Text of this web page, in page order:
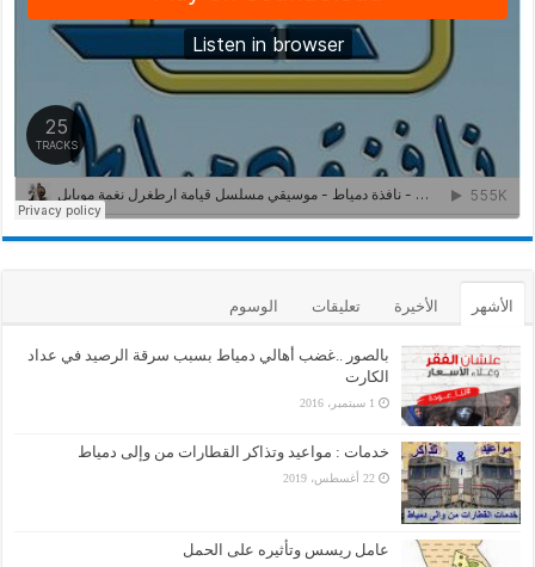
الأشهر الأخيرة تعليقات الوسوم
بالصور ..غضب أهالي دمياط بسبب سرقة الرصيد في عداد
الكارت
1 سبتمبر، 2016
خدمات : مواعيد وتذاكر القطارات من وإلى دمياط
22 أغسطس، 2019
عامل ريسس وتأثيره على الحمل